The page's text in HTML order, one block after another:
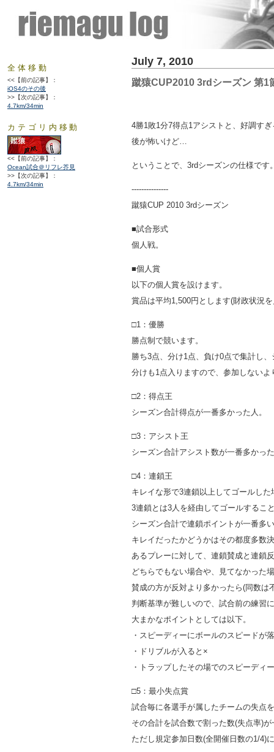
July 7, 2010
蹴猿CUP2010 3rdシーズン 第1
4勝1敗1分7得点1アシストと、好調す
後が怖いけど…
ということで、3rdシーズンの仕様です
---------------
蹴猿CUP 2010 3rdシーズン
■試合形式
個人戦。
■個人賞
以下の個人賞を設けます。
賞品は平均1,500円とします(財政状況
□1：優勝
勝点制で競います。
勝ち3点、分け1点、負け0点で集計し
分けも1点入りますので、参加しない
□2：得点王
シーズン合計得点が一番多かった人。
□3：アシスト王
シーズン合計アシスト数が一番多かっ
□4：連鎖王
キレイな形で3連鎖以上してゴールし
3連鎖とは3人を経由してゴールするこ
シーズン合計で連鎖ポイントが一番多
キレイだったかどうかはその都度多数
あるプレーに対して、連鎖賛成と連鎖
どちらでもない場合や、見てなかった
賛成の方が反対より多かったら(同数は
判断基準が難しいので、試合前の練習
大まかなポイントとしては以下。
・スピーディーにボールのスピードが
・ドリブルが入ると×
・トラップしたその場でのスピーディ
□5：最小失点賞
試合毎に各選手が属したチームの失点
その合計を試合数で割った数(失点率)
ただし規定参加日数(全開催日数の1/4)
全体移動
<<【前の記事】：
iOS4のその後
>>【次の記事】：
4.7km/34min
カテゴリ内移動
<<【前の記事】：
Ocean試合＠リフレ芥見
>>【次の記事】：
4.7km/34min